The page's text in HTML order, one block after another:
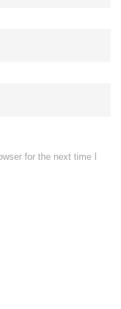
for the next time I